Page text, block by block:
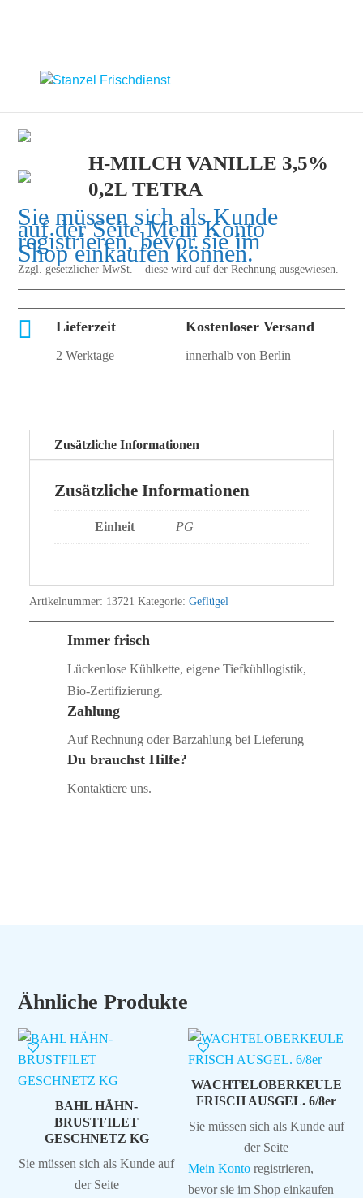
H-MILCH VANILLE 3,5%
0,2L TETRA
Sie müssen sich als Kunde
auf der SeiteMein Konto
registrieren, bevor sie im
Shop einkaufen können.
Zzgl. gesetzlicher MwSt. – diese wird auf der Rechnung ausgewiesen.
 Lieferzeit
2 Werktage
Kostenloser Versand
innerhalb von Berlin
Zusätzliche Informationen
Zusätzliche Informationen
Einheit PG
Artikelnummer: 13721 Kategorie: Geflügel
Immer frisch
Lückenlose Kühlkette, eigene Tiefkühllogistik,
Bio‑Zertifizierung.
Zahlung
Auf Rechnung oder Barzahlung bei Lieferung
Du brauchst Hilfe?
Kontaktiere uns.
Ähnliche Produkte
BAHL HÄHN-
BRUSTFILET
GESCHNETZ KG
Sie müssen sich als Kunde auf
der Seite
WACHTELOBERKEULE
FRISCH AUSGEL. 6/8er
Sie müssen sich als Kunde auf
der Seite
Mein Konto registrieren,
bevor sie im Shop einkaufen